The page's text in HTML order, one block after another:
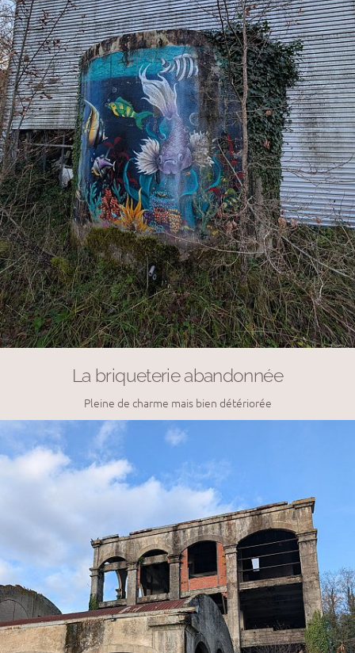
La briqueterie abandonnée
Pleine de charme mais bien détériorée